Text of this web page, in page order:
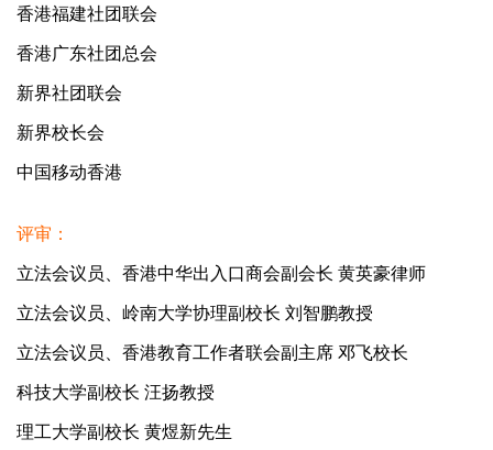
香港福建社团联会
香港广东社团总会
新界社团联会
新界校长会
中国移动香港
评审：
立法会议员、香港中华出入口商会副会长 黄英豪律师
立法会议员、岭南大学协理副校长 刘智鹏教授
立法会议员、香港教育工作者联会副主席 邓飞校长
科技大学副校长 汪扬教授
理工大学副校长 黄煜新先生